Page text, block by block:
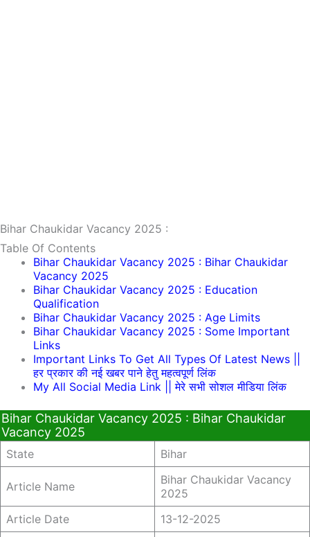
Bihar Chaukidar Vacancy 2025 :
Table Of Contents
Bihar Chaukidar Vacancy 2025 : Bihar Chaukidar
Vacancy 2025
Bihar Chaukidar Vacancy 2025 : Education
Qualification
Bihar Chaukidar Vacancy 2025 : Age Limits
Bihar Chaukidar Vacancy 2025 : Some Important
Links
Important Links To Get All Types Of Latest News ||
हर प्रकार की नई खबर पाने हेतु महत्वपूर्ण लिंक
My All Social Media Link || मेरे सभी सोशल मीडिया लिंक
Bihar Chaukidar Vacancy 2025 : Bihar Chaukidar
Vacancy 2025
State Bihar
Article Name
Bihar Chaukidar Vacancy
2025
Article Date
13-12-2025